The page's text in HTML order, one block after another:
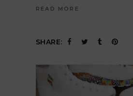
READ MORE
SHARE: